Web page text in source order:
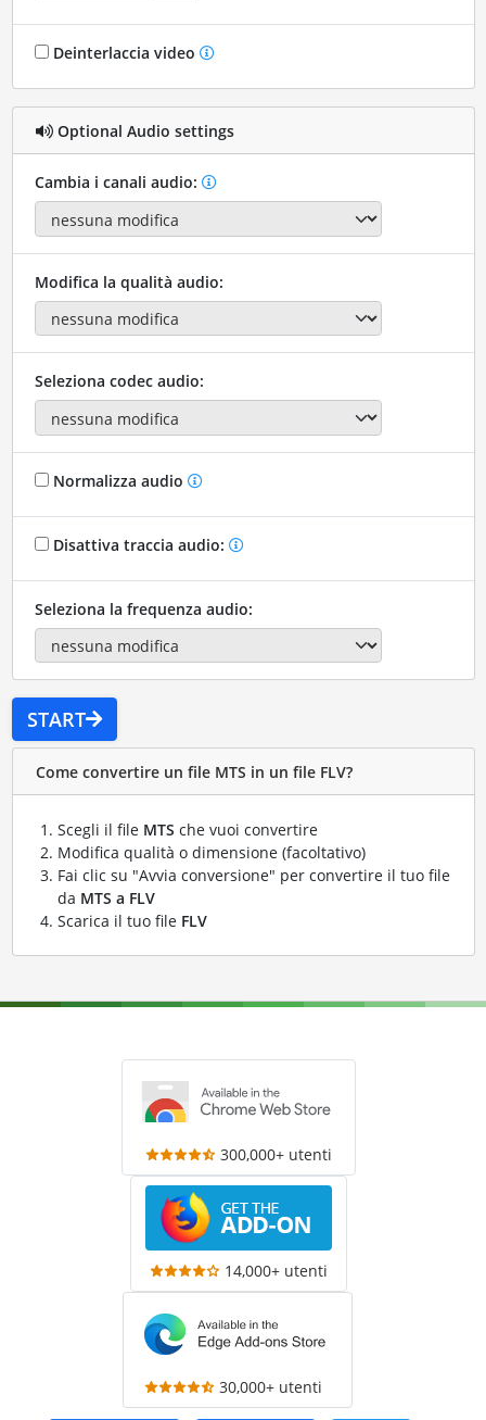
Deinterlaccia video
Optional Audio settings
Cambia i canali audio:
Modifica la qualità audio:
Seleziona codec audio:
Normalizza audio
Disattiva traccia audio:
Seleziona la frequenza audio:
START
Come convertire un file MTS in un file FLV?
Scegli il file MTS che vuoi convertire
Modifica qualità o dimensione (facoltativo)
Fai clic su "Avvia conversione" per convertire il tuo file
da MTS a FLV
Scarica il tuo file FLV
300,000+ utenti
14,000+ utenti
30,000+ utenti